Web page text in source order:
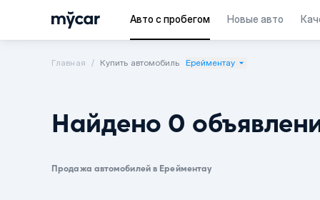
Авто с пробегом Новые авто
Главная Купить автомобиль Ерейментау
Найдено 0
Продажа автомобилей в Ерейментау